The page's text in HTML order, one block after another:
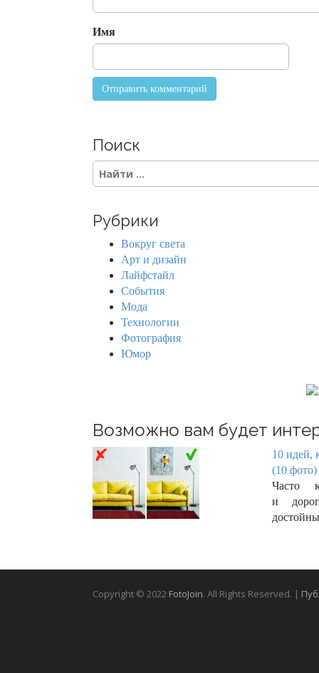
i
o
n
Имя
Поиск
S
c
Рубрики
Вокруг света
Арт и дизайн
Лайфстайл
События
Мода
Технологии
Фотография
Юмор
Возможно вам будет
10 идей,
(10 фото)
Часто
и
Copyright © 2022 FotoJoin. All Rights Reserved. |